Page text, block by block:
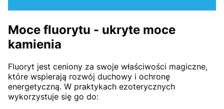
Moce fluorytu - ukryte moce
kamienia
Fluoryt jest ceniony za swoje właściwości magiczne,
które wspierają rozwój duchowy i ochronę
energetyczną. W praktykach ezoterycznych
wykorzystuje się go do: